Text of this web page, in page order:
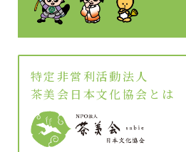
特定非営利活動法人
茶美会日本文化協会とは